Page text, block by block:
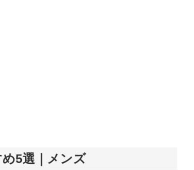
5選｜メンズ